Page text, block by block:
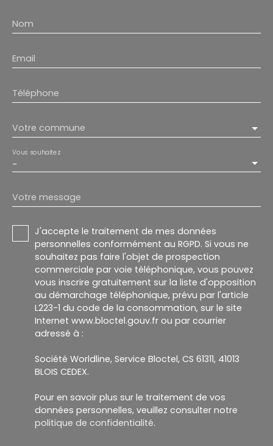
Nom
Email
Téléphone
Votre commune
-
Vous souhaitez
Votre message
J'accepte le traitement de mes données
personnelles conformément au RGPD. Si vous ne
souhaitez pas faire l'objet de prospection
commerciale par voie téléphonique, vous pouvez
vous inscrire gratuitement sur la liste d'opposition
au démarchage téléphonique, prévu par l'article
L223-1 du code de la consommation, sur le site
Internet www.bloctel.gouv.fr ou par courrier
adressé à :
Société Worldline, Service Bloctel, CS 61311, 41013
BLOIS CEDEX.
Pour en savoir plus sur le traitement de vos
données personnelles, veuillez consulter notre
politique de confidentialité.